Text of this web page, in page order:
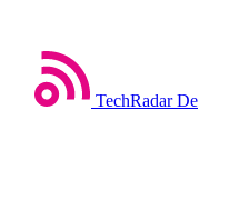
TechRadar De